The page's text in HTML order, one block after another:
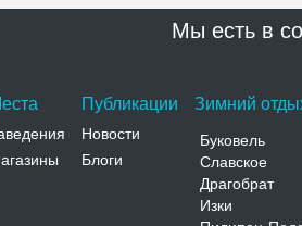
Мы есть в
Публикации
Новости
Блоги
Зимний
Буковель
Славское
Драгобрат
Изки